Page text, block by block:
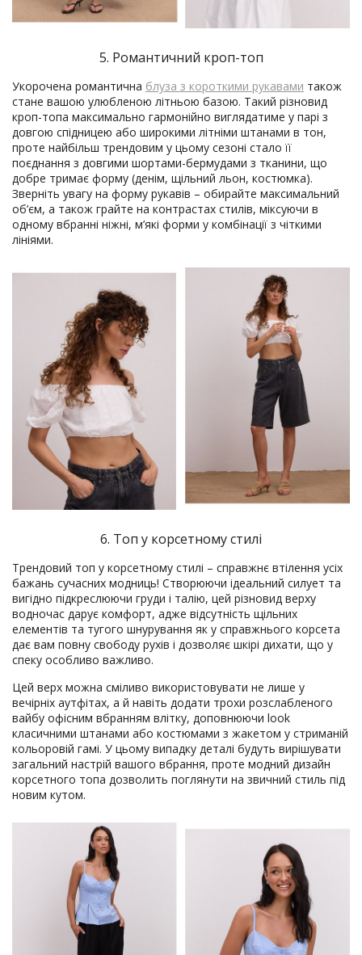
5. Романтичний кроп-топ
Укорочена романтична блуза з короткими рукавами також
стане вашою улюбленою літньою базою. Такий різновид
кроп-топа максимально гармонійно виглядатиме у парі з
довгою спідницею або широкими літніми штанами в тон,
проте найбільш трендовим у цьому сезоні стало її
поєднання з довгими шортами-бермудами з тканини, що
добре тримає форму (денім, щільний льон, костюмка).
Зверніть увагу на форму рукавів – обирайте максимальний
об’єм, а також грайте на контрастах стилів, міксуючи в
одному вбранні ніжні, м’які форми у комбінації з чіткими
лініями.
6. Топ у корсетному стилі
Трендовий топ у корсетному стилі – справжнє втілення усіх
бажань сучасних модниць! Створюючи ідеальний силует та
вигідно підкреслюючи груди і талію, цей різновид верху
водночас дарує комфорт, адже відсутність щільних
елементів та тугого шнурування як у справжнього корсета
дає вам повну свободу рухів і дозволяє шкірі дихати, що у
спеку особливо важливо.
Цей верх можна сміливо використовувати не лише у
вечірніх аутфітах, а й навіть додати трохи розслабленого
вайбу офісним вбранням влітку, доповнюючи look
класичними штанами або костюмами з жакетом у стриманій
кольоровій гамі. У цьому випадку деталі будуть вирішувати
загальний настрій вашого вбрання, проте модний дизайн
корсетного топа дозволить поглянути на звичний стиль під
новим кутом.